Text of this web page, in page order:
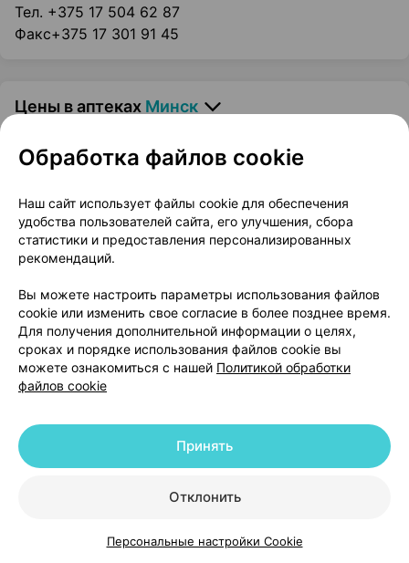
КаталогКорзинаИзбранноеПрофиль
Тел. +375 17 504 62 87
Факс+375 17 301 91 45
Цены в аптеках Минск
Ипратерол-аэро, аэрозоль, 20 мкг +
50 мкг / 1 доза 200 доз
•по рецепту
Инструкция
25,42 — 33,63 р.
Где купить В корзину
Аналоги
Беродуал н, аэрозоль
Ингельхайм, Германия
22,53 — 26,38 р.
Обработка файлов cookie
Наш сайт использует файлы cookie для обеспечения
удобства пользователей сайта, его улучшения, сбора
статистики и предоставления персонализированных
рекомендаций.
Вы можете настроить параметры использования файлов
cookie или изменить свое согласие в более позднее время.
Для получения дополнительной информации о целях,
сроках и порядке использования файлов cookie вы
можете ознакомиться с нашей Политикой обработки
файлов cookie
Отклонить
Принять
Персональные настройки Cookie